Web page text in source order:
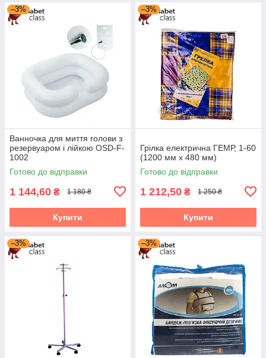
–3%
Ванночка для миття голови з
резервуаром і лійкою OSD-F-
1002
Готово до відправки
1 144,60 ₴ 1 180 ₴
Купити
–3%
Грілка електрична ГЕМР, 1-60
(1200 мм х 480 мм)
Готово до відправки
1 212,50 ₴ 1 250 ₴
Купити
–3% –3%